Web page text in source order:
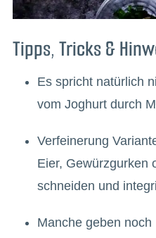
Tipps, Tricks &
Es spricht natürlich
vom Joghurt durch
Verfeinerung
Eier, Gewürzgurken
schneiden und
Manche geben